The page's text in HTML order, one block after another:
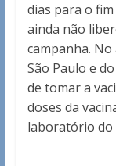
dias para o
ainda não
campanha.
São Paulo e
de tomar a
doses da
laboratório do